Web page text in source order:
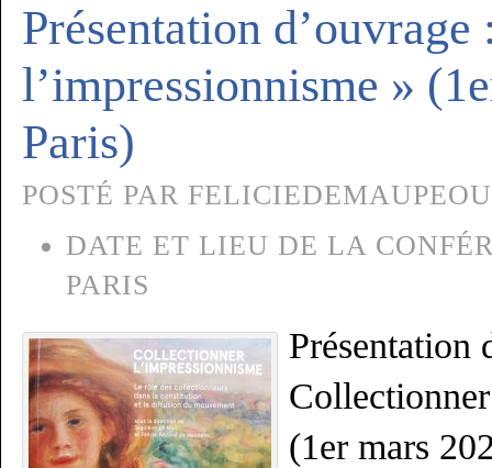
Présentation
l’impressionnisme »
Paris)
POSTÉ PAR
DATE ET LIEU DE LA
PARIS
Présentation
(1er mars